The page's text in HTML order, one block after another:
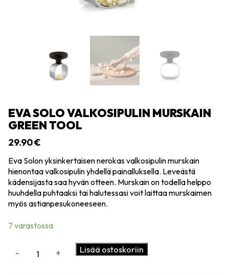
EVA SOLO VALKOSIPULIN MURSKAIN
GREEN TOOL
29.90€
Eva Solon yksinkertaisen nerokas valkosipulin murskain
hienontaa valkosipulin yhdellä painalluksella. Leveästä
kädensijasta saa hyvän otteen. Murskain on todella helppo
huuhdella puhtaaksi tai halutessasi voit laittaa murskaimen
myös astianpesukoneeseen.
7 varastossa
- + Lisää ostoskoriin